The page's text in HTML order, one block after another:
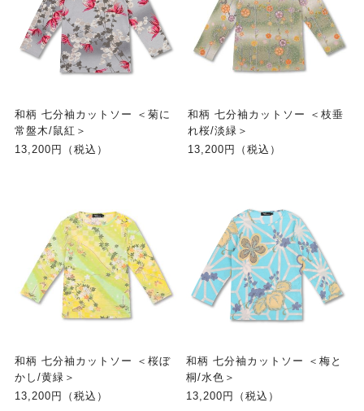
和柄 七分袖カットソー ＜菊に
常盤木/鼠紅＞
13,200円（税込）
和柄 七分袖カットソー ＜枝垂
れ桜/淡緑＞
13,200円（税込）
和柄 七分袖カットソー ＜桜ぼ
かし/黄緑＞
13,200円（税込）
和柄 七分袖カットソー ＜梅と
桐/水色＞
13,200円（税込）